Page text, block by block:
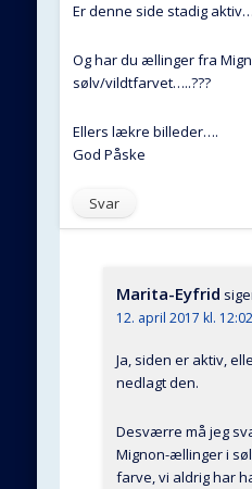
Er denne side stadig
Og har du ællinger fra
sølv/vildtfarvet…..???
Ellers lækre billeder….
God Påske
Svar
Marita-Eyfrid
12. april 2017 kl. 12:02
Ja, siden er aktiv,
nedlagt den.
Desværre må jeg
Mignon-ællinger i
farve, vi aldrig har